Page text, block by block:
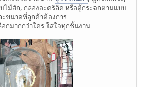
ม้สัก, กล่องอะคริลิค หรือตู้กระจกตามแบบ
ะขนาดที่ลูกค้าต้องการ
กมากกว่าใคร ใส่ใจทุกชิ้นงาน